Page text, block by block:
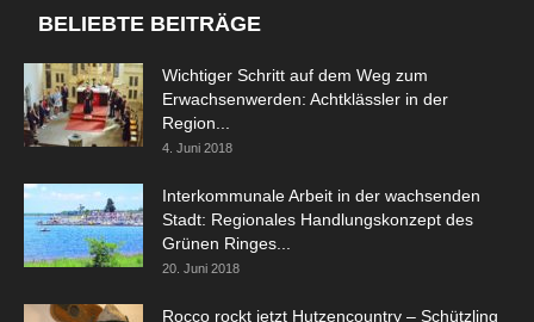
BELIEBTE BEITRÄGE
Wichtiger Schritt auf dem Weg zum
Erwachsenwerden: Achtklässler in der
Region...
4. Juni 2018
Interkommunale Arbeit in der wachsenden
Stadt: Regionales Handlungskonzept des
Grünen Ringes...
20. Juni 2018
Rocco rockt jetzt Hutzencountry – Schützling